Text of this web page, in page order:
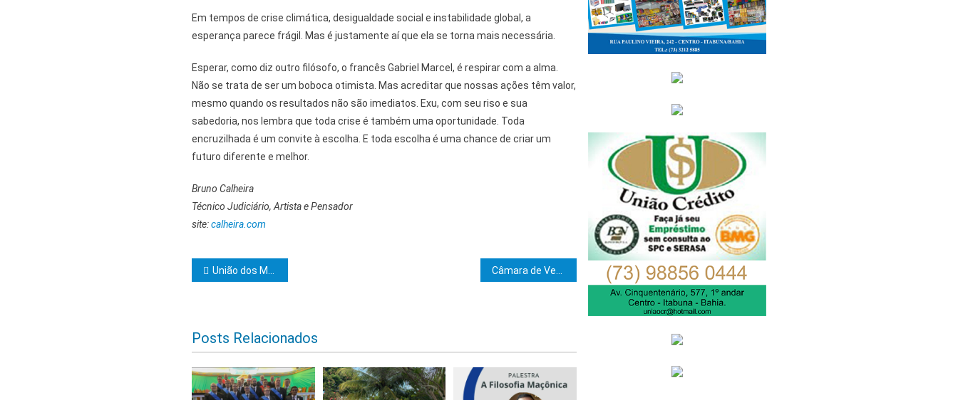
Em tempos de crise climática, desigualdade social e instabilidade global, a
esperança parece frágil. Mas é justamente aí que ela se torna mais necessária.
Esperar, como diz outro filósofo, o francês Gabriel Marcel, é respirar com a alma.
Não se trata de ser um boboca otimista. Mas acreditar que nossas ações têm valor,
mesmo quando os resultados não são imediatos. Exu, com seu riso e sua
sabedoria, nos lembra que toda crise é também uma oportunidade. Toda
encruzilhada é um convite à escolha. E toda escolha é uma chance de criar um
futuro diferente e melhor.
Bruno Calheira
Técnico Judiciário, Artista e Pensador
site:calheira.com
Navegação de Post
União dos Municípios da Bahia e SENAI CIMATEC se unem para levar mais tecnologia a serviço dos municípios e SENAI CIMATEC se unem para levar mais tecnologia a serviço dos municípios
Posts Relacionados